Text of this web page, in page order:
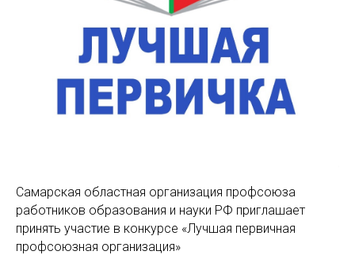
Самарская областная организация профсоюза
работников образования и науки РФ приглашает
принять участие в конкурсе «Лучшая первичная
профсоюзная организация»